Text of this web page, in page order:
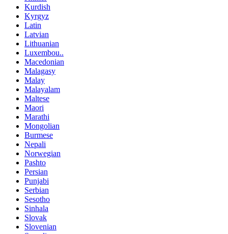
Kurdish
Kyrgyz
Latin
Latvian
Lithuanian
Luxembou..
Macedonian
Malagasy
Malay
Malayalam
Maltese
Maori
Marathi
Mongolian
Burmese
Nepali
Norwegian
Pashto
Persian
Punjabi
Serbian
Sesotho
Sinhala
Slovak
Slovenian